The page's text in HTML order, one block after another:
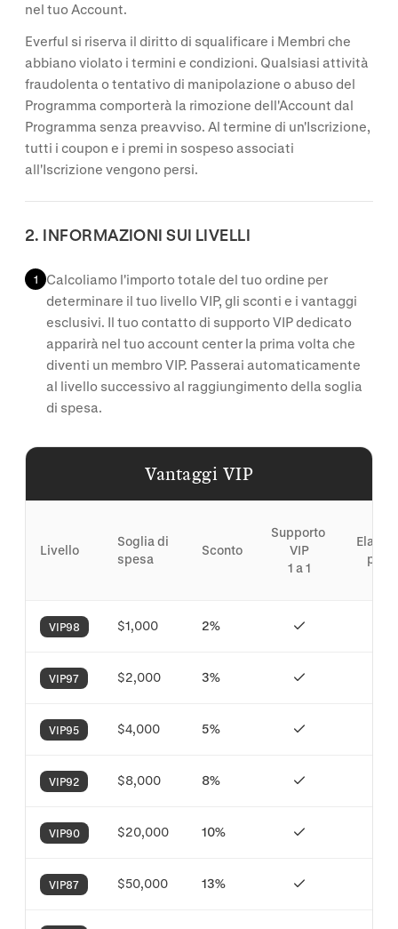
nel tuo Account.
Everful si riserva il diritto di squalificare i Membri che
abbiano violato i termini e condizioni. Qualsiasi attività
fraudolenta o tentativo di manipolazione o abuso del
Programma comporterà la rimozione dell'Account dal
Programma senza preavviso. Al termine di un'Iscrizione,
tutti i coupon e i premi in sospeso associati
all'Iscrizione vengono persi.
2. INFORMAZIONI SUI LIVELLI
1
Calcoliamo l'importo totale del tuo ordine per
determinare il tuo livello VIP, gli sconti e i vantaggi
esclusivi. Il tuo contatto di supporto VIP dedicato
apparirà nel tuo account center la prima volta che
diventi un membro VIP. Passerai automaticamente
al livello successivo al raggiungimento della soglia
di spesa.
Vantaggi VIP
Livello
Soglia di
spesa
Sconto
Supporto
VIP
1 a 1
VIP98 $1,000 2%
VIP97 $2,000 3%
VIP95 $4,000 5%
VIP92 $8,000 8%
VIP90 $20,000 10%
VIP87 $50,000 13%